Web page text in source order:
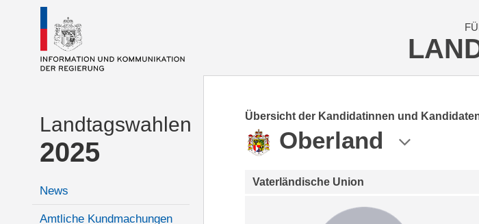
Landtagswahlen
2025
News
Amtliche Kundmachungen
Übersicht der Kandidatinnen und
Oberland
Vaterländische Union